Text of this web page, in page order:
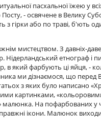
пасхальної їжею у
- освячене в Велику
з гірки або по траві, б'ють
мистецтвом. З давніх-
Нідерландський етнограф і
який фарбують ці яйця, -
ми дізнаємося, що
з яких було написано
картинками, «кольоровими
На пофарбованих у
ікони. Малюнок